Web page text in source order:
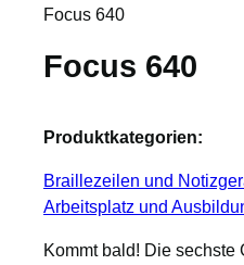
Focus 640
Focus 640
Produktkategorien:
Braillezeilen und
Arbeitsplatz und
Kommt bald! Die sechste